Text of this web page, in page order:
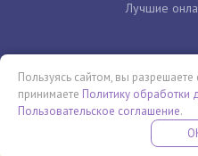
Лучшие
Бесплатная летняя
ПРОВЕДИ ЭТО ЛЕТО С
Пользуясь сайтом, вы
принимаете Политику обработки
Пользовательское соглашение.